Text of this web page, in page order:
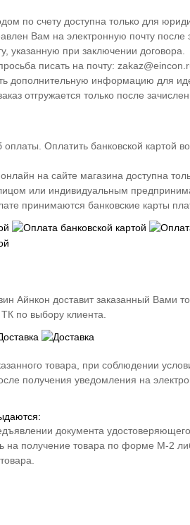
по счету доступна только для
Вам на электронную почту
указанную при заключении договора.
писать на почту:
дополнительную информацию для
отгружается только после
Оплатить банковской картой
на сайте магазина доступна
или индивидуальным
принимаются банковские карты
Айнкон доставит заказанный
по выбору клиента.
товара, при соблюдении
получения уведомления на
документа
на получение товара по форме М-2